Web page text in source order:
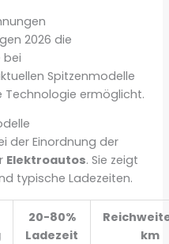
2026 die
bei
Spitzenmodelle
ermöglicht.
der Einordnung der
Elektroautos. Sie zeigt
typische Ladezeiten.
20-80%
Ladezeit
km